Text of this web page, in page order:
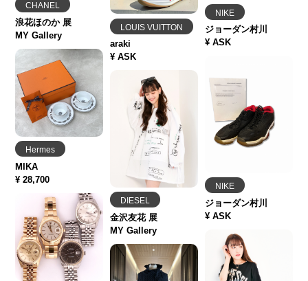
CHANEL
浪花ほのか 展
MY Gallery
Hermes
MIKA
¥ 28,700
LOUIS VUITTON
araki
¥ ASK
DIESEL
金沢友花 展
MY Gallery
NIKE
ジョーダン村川
¥ ASK
NIKE
ジョーダン村川
¥ ASK